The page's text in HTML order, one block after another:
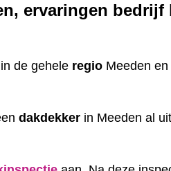
ervaringen bedrijf
in de gehele regio Meeden
dakdekker in Meeden al